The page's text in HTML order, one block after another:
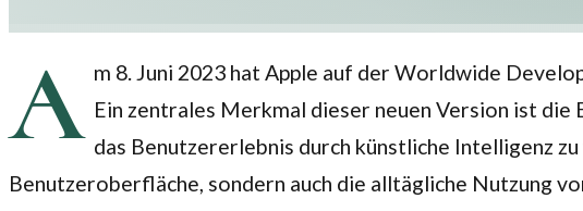
A m 8. Juni 2023 hat Apple auf der Worldwide
Ein zentrales Merkmal dieser neuen Version ist
das Benutzererlebnis durch künstliche Intelligenz
Benutzeroberfläche, sondern auch die alltägliche Nutzung